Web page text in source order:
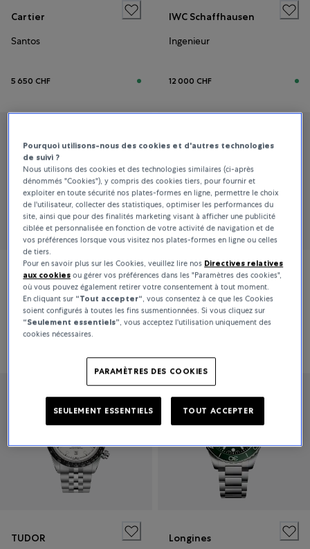
Cartier
Santos
5 650 CHF
IWC Schaffhausen
Ingenieur
12 000 CHF
Jaeger-LeCoultre
Reverso Duetto
Piaget
Sixtie
TUDOR
Longines
Pourquoi utilisons-nous des cookies et d'autres technologies
de suivi ?
Nous utilisons des cookies et des technologies similaires (ci-après
dénommés "Cookies"), y compris des cookies tiers, pour fournir et
exploiter en toute sécurité nos plates-formes en ligne, permettre le choix
de l'utilisateur, collecter des statistiques, optimiser les performances du
site, ainsi que pour des finalités marketing visant à afficher une publicité
ciblée et personnalisée en fonction de votre activité de navigation et de
vos préférences lorsque vous visitez nos plates-formes en ligne ou celles
de tiers.
Pour en savoir plus sur les Cookies, veuillez lire nos Directives relatives
aux cookies ou gérer vos préférences dans les "Paramètres des cookies",
où vous pouvez également retirer votre consentement à tout moment.
En cliquant sur “Tout accepter“, vous consentez à ce que les Cookies
soient configurés à toutes les fins susmentionnées. Si vous cliquez sur
“Seulement essentiels”, vous acceptez l'utilisation uniquement des
cookies nécessaires.
PARAMÈTRES DES COOKIES
SEULEMENT ESSENTIELS TOUT ACCEPTER